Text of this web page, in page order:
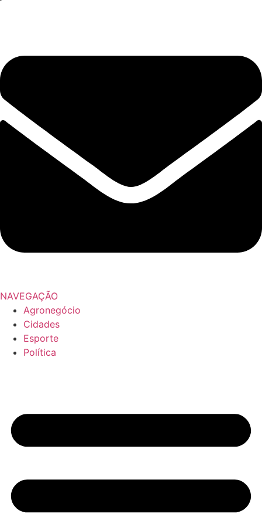
NAVEGAÇÃO
Agronegócio
Cidades
Esporte
Política